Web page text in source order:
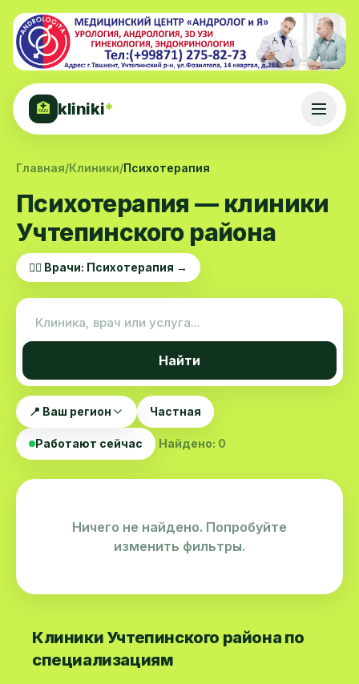
🏥 kliniki*
Главная/Клиники/Психотерапия
Психотерапия — клиники
Учтепинского района
👨‍⚕️ Врачи: Психотерапия →
Найти
📍 Ваш регион Частная
Работают сейчас Найдено: 0
Ничего не найдено. Попробуйте
изменить фильтры.
Клиники Учтепинского района по
специализациям